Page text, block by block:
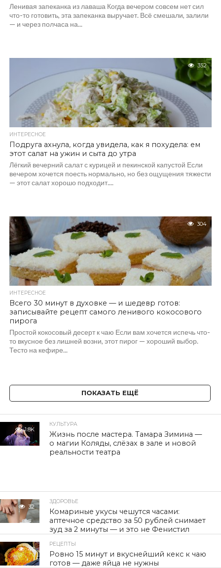
Ленивая запеканка из лаваша Когда вечером совсем нет сил
что-то готовить, эта запеканка выручает. Всё смешали, залили
— и через полчаса на...
352
ИНТЕРЕСНОЕ
Подруга ахнула, когда увидела, как я похудела: ем
этот салат на ужин и сыта до утра
Лёгкий вечерний салат с курицей и пекинской капустой Если
вечером хочется поесть нормально, но без ощущения тяжести
— этот салат хорошо подходит....
304
ИНТЕРЕСНОЕ
Всего 30 минут в духовке — и шедевр готов:
записывайте рецепт самого ленивого кокосового
пирога
Простой кокосовый десерт к чаю Если вам хочется испечь что-
то вкусное без лишней возни, этот пирог — хороший выбор.
Тесто на кефире...
ПОКАЗАТЬ ЕЩЁ
1.8K
КУЛЬТУРА
Жизнь после мастера. Тамара Зимина —
о магии Коляды, слёзах в зале и новой
реальности театра
32
ЗДОРОВЬЕ
Комариные укусы чешутся часами:
аптечное средство за 50 рублей снимает
зуд за 2 минуты — и это не Фенистил
48
РЕЦЕПТЫ
Ровно 15 минут и вкуснейший кекс к чаю
готов — даже яйца не нужны